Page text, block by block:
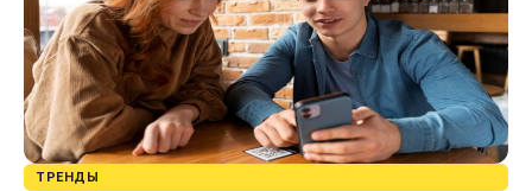
ТРЕНДЫ